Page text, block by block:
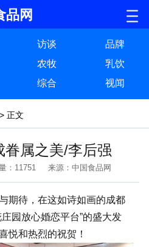
品网
访谈
品牌
农牧
乳饮
综合 视闻
> 正文
眷属之美/李后强
：11751 来源：中国食品网
待，在这如诗如画的成都
园放心婚恋平台”的盛大发
悦和热烈的祝贺！